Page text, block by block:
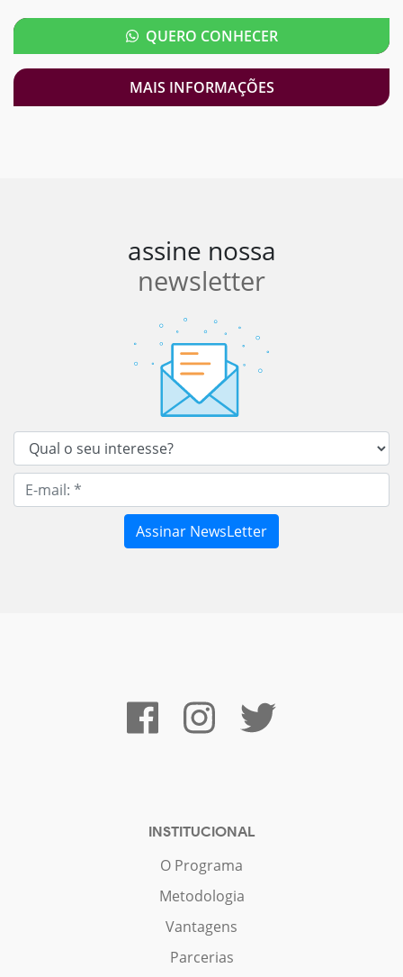
QUERO CONHECER
MAIS INFORMAÇÕES
assine nossa
newsletter
INSTITUCIONAL
O Programa
Metodologia
Vantagens
Parcerias